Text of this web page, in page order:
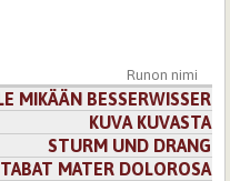
Runon nimi
MIKÄÄN BESSERWISSER
KUVA KUVASTA
STURM UND DRANG
MATER DOLOROSA